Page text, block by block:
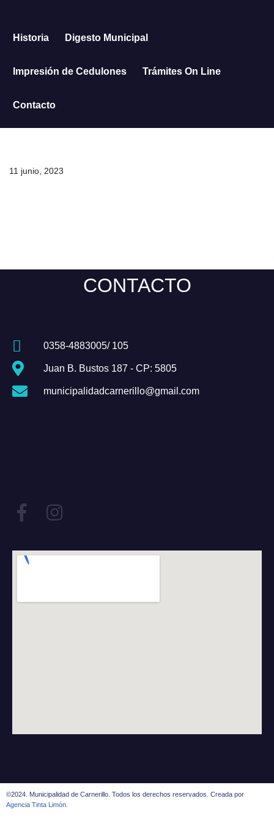
Saltar
Historia Digesto Municipal
Impresión de Cedulones Trámites On Line
Contacto
11 junio, 2023
CONTACTO
0358-4883005/ 105
Juan B. Bustos 187 - CP: 5805
municipalidadcarnerillo@gmail.com
©2024. Municipalidad de Carnerillo. Todos los derechos reservados. Creada por
Agencia Tinta Limón.